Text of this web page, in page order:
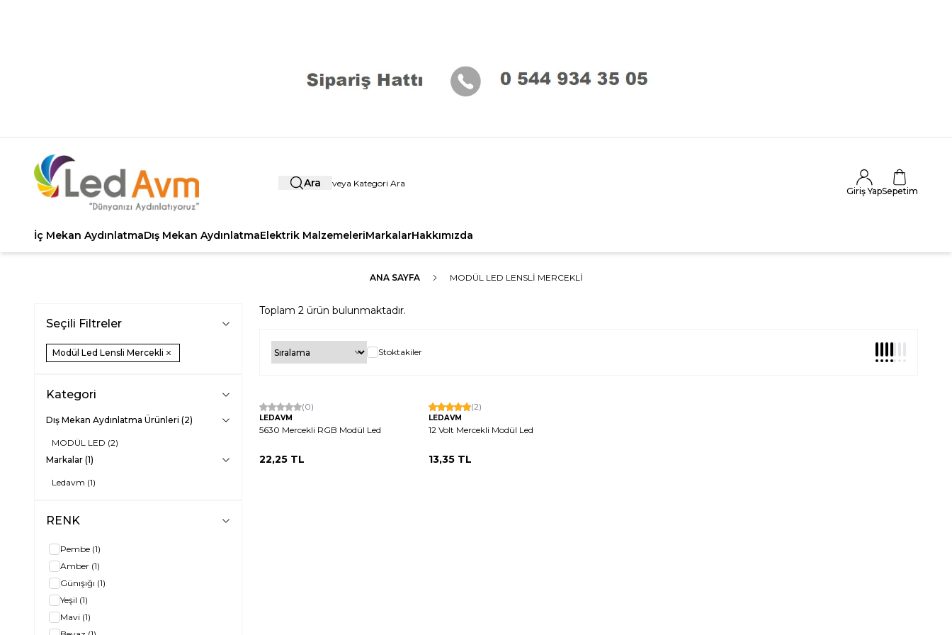
Ara
Giriş YapSepetim
İç Mekan AydınlatmaDış Mekan AydınlatmaElektrik MalzemeleriMarkalarHakkımızda
ANA SAYFA MODÜL LED LENSLI MERCEKLI
Seçili Filtreler
Modül Led Lensli Mercekli
Kategori
Dış Mekan Aydınlatma Ürünleri (2)
MODÜL LED (2)
Markalar (1)
Ledavm (1)
RENK
Pembe (1)
Amber (1)
Günışığı (1)
Yeşil (1)
Mavi (1)
Toplam 2 ürün bulunmaktadır.
Stoktakiler
Hızlı Kargo
(0)
LEDAVM
5630 Mercekli RGB Modül Led
22,25 TL
(2)
LEDAVM
12 Volt Mercekli Modül Led
13,35TL